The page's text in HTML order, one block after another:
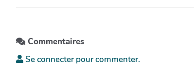
Commentaires
Se connecter pour commenter.